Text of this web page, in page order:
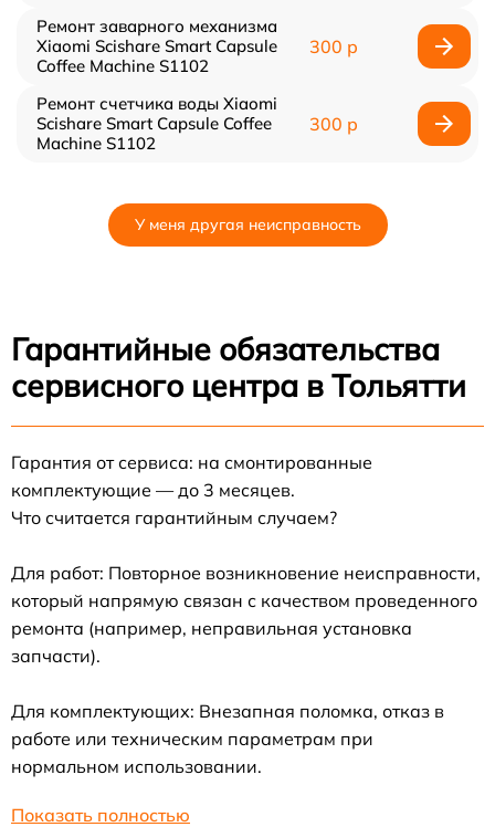
Ремонт заварного механизма
Xiaomi Scishare Smart Capsule
Coffee Machine S1102
300 р
Ремонт счетчика воды Xiaomi
Scishare Smart Capsule Coffee
Machine S1102
300 р
У меня другая неисправность
Гарантийные обязательства
сервисного центра в Тольятти
Гарантия от сервиса: на смонтированные
комплектующие — до 3 месяцев.
Что считается гарантийным случаем?
Для работ: Повторное возникновение неисправности,
который напрямую связан с качеством проведенного
ремонта (например, неправильная установка
запчасти).
Для комплектующих: Внезапная поломка, отказ в
работе или техническим параметрам при
нормальном использовании.
Показать полностью